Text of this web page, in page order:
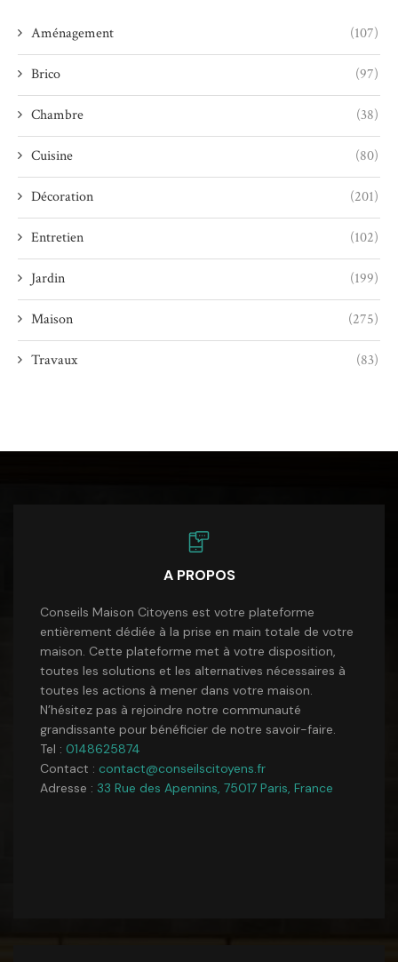
Aménagement (107)
Brico (97)
Chambre (38)
Cuisine (80)
Décoration (201)
Entretien (102)
Jardin (199)
Maison (275)
Travaux (83)
A PROPOS
Conseils Maison Citoyens est votre plateforme
entièrement dédiée à la prise en main totale de votre
maison. Cette plateforme met à votre disposition,
toutes les solutions et les alternatives nécessaires à
toutes les actions à mener dans votre maison.
N’hésitez pas à rejoindre notre communauté
grandissante pour bénéficier de notre savoir-faire.
Tel : 0148625874
Contact : contact@conseilscitoyens.fr
Adresse : 33 Rue des Apennins, 75017 Paris, France